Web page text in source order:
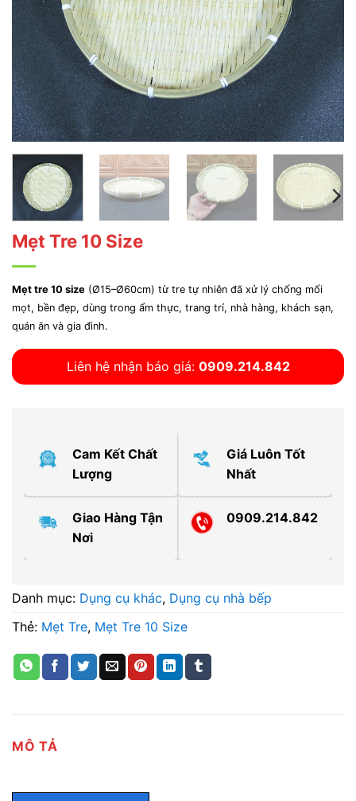
Mẹt Tre 10 Size
Mẹt tre 10 size (Ø15–Ø60cm) từ tre tự nhiên đã xử lý chống mối
mọt, bền đẹp, dùng trong ẩm thực, trang trí, nhà hàng, khách sạn,
quán ăn và gia đình.
Liên hệ nhận báo giá: 0909.214.842
Cam Kết Chất
Lượng
Giá Luôn Tốt
Nhất
Giao Hàng Tận
Nơi
0909.214.842
Danh mục: Dụng cụ khác, Dụng cụ nhà bếp
Thẻ: Mẹt Tre, Mẹt Tre 10 Size
MÔ TẢ